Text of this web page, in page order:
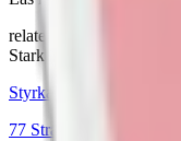
relaterade produkter
Stark
Styrka Stark · Slim
77 Strawberry 3